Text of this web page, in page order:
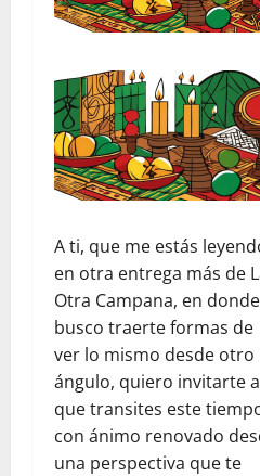
A ti, que me estás
en otra entrega más de
Otra Campana, en donde
busco traerte formas de
ver lo mismo desde otro
ángulo, quiero invitarte a
que transites este
con ánimo renovado
una perspectiva que te